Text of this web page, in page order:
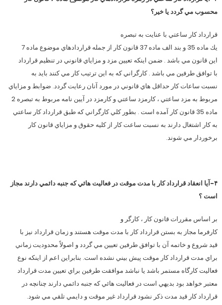
محسوب مي گردد يا خير؟
قرارداد كار ساعتي با عنايت به تبصره
يك ماده 35 و بند الف ماده 37 قانون كار از جمله قراردادهاي موضوع ماده 7
اين قانون مي باشد . ضمن اينكه تعيين مزد و مزاياي قانوني در تنظيم قرارداد
با توافق طرفين مي باشد . كارگراني كه به اين ترتيب كار مي كنند بايد به
نسبت ساعات كار حداقل هاي قانوني در مورد آنان رعايت گردد. ضوابط و مزاياي
مربوط به مزد ساعتي ، كارمزد ساعتي و كارمزد در آيين نامه مربوط به تبصره 2
ماده 35 قانون كار آمده است . بطور كلي كارگراني كه طبق قرارداد كار ساعتي
به كار اشتغال دارند به نسبت ساعت كار از كليه حقوق و مزاياي قانون كار
برخوردار مي شوند.
۴-آيا انعقاد قرارداد كار با مدت موقت در فعاليت هائي كه جنبه دائمي دارند مجاز
است ؟
بر اساس مقررات قانون كار ، كارگر و
كارفرما مجاز به بستن قرارداد كار با مدت موقت هستند و زمان قرارداد نيز با
قيد شروع و خاتمه آن با توافق طرفين تعيين مي گردد و اصولاً محدوديت زماني
براي مدت قرارداد كار موقت پيش بيني نشده است. بنابراين اعم از اينكه نوع
فعاليت كارگاه مستمر باشد يا نباشد موافقت طرفين براي تعيين مدت قرارداد
معتبر خواهد بود بديهي است در فعاليت هائي كه جنبه دائمي دارند چنانچه در
قرارداد كار قيد مدت ذكر نشود قرارداد غير موقت و دايمي تلقي مي شود.